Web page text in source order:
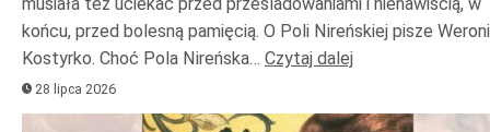
końcu, przed bolesną pamięcią. O Poli Nireńskiej pisze
Kostyrko. Choć Pola Nireńska… Czytaj dalej
28 lipca 2026